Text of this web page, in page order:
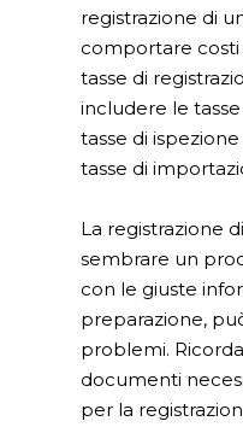
registrazione di
comportare costi
tasse di
includere le tasse
tasse di
tasse di
La registrazione
sembrare un
con le giuste
preparazione,
problemi.
documenti
per la